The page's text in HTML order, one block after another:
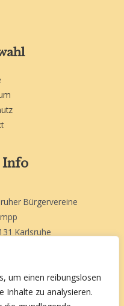
um einen reibungslosen
Inhalte zu analysieren.
Info
Bürgervereine
Karlsruhe